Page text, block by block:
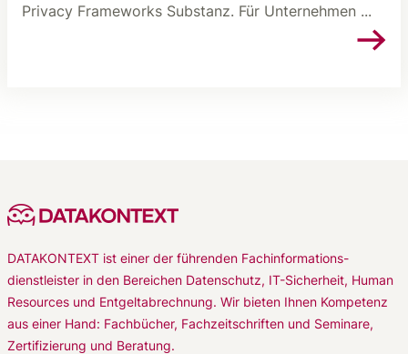
Privacy Frameworks Substanz. Für Unternehmen ...
DATAKONTEXT ist einer der führenden Fachinformations-
dienstleister in den Bereichen Datenschutz, IT-Sicherheit, Human
Resources und Entgeltabrechnung. Wir bieten Ihnen Kompetenz
aus einer Hand: Fachbücher, Fachzeitschriften und Seminare,
Zertifizierung und Beratung.